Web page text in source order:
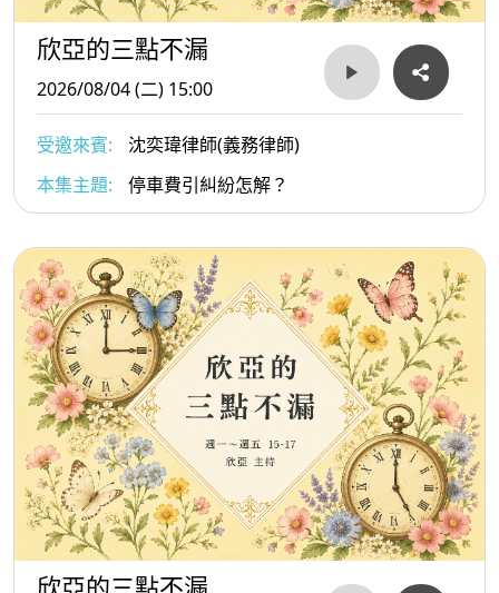
欣亞的三點不漏
2026/08/04 (二) 15:00
受邀來賓:
沈奕瑋律師(義務律師)
本集主題:
停車費引糾紛怎解？
欣亞的三點不漏